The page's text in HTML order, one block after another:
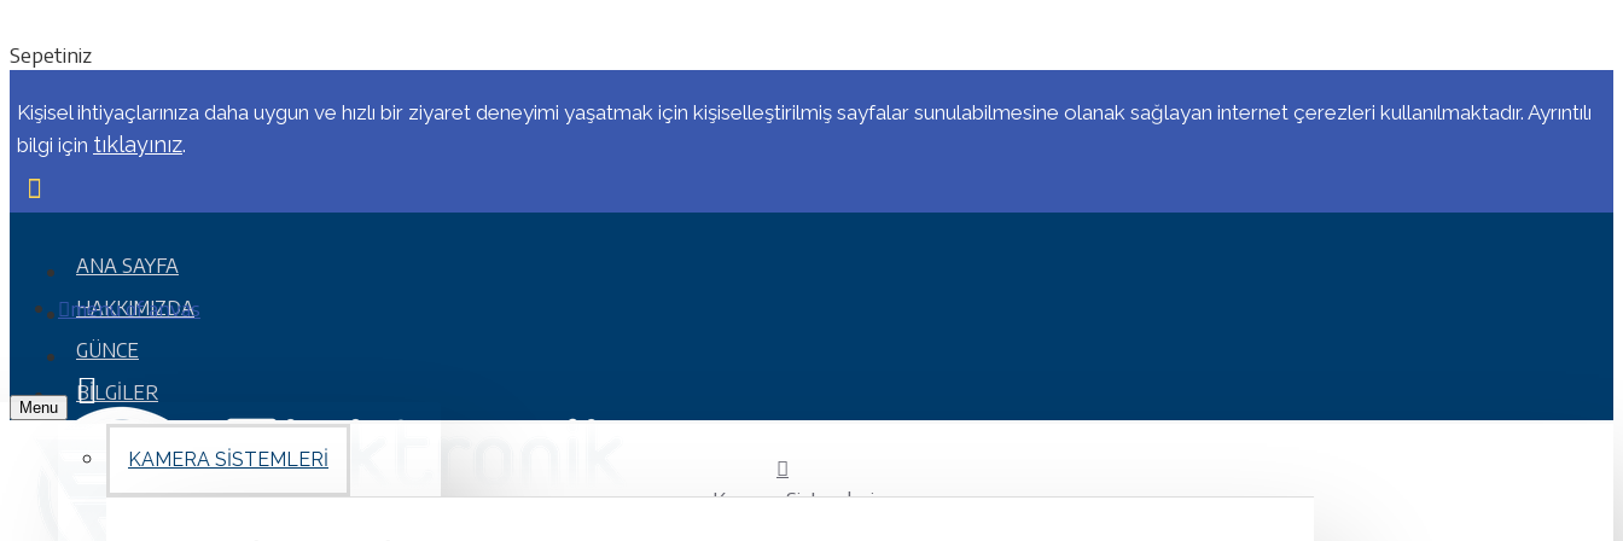
Sepetiniz
Kişisel ihtiyaçlarınıza daha uygun ve hızlı bir ziyaret deneyimi yaşatmak için kişiselleştirilmiş sayfalar sunulabilmesine olanak sağlayan internet çerezleri kullanılmaktadır. Ayrıntılı
bilgi için tıklayınız.
ANA SAYFA
HAKKIMIZDA
GÜNCE
BILGILER
menu of anvas
KAMERA SISTEMLERI
Menu
Kamera Sistemleri